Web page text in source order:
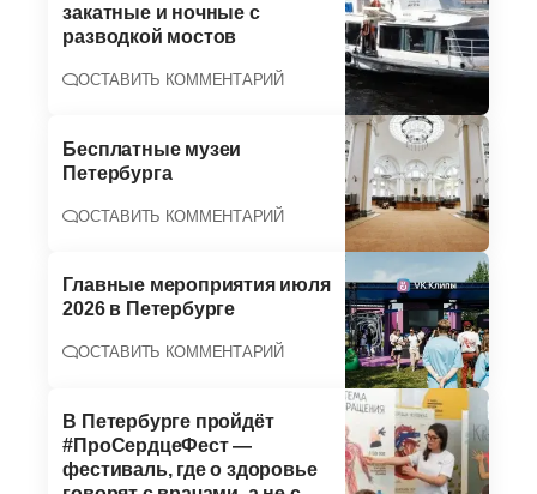
закатные и ночные с
разводкой мостов
ОСТАВИТЬ КОММЕНТАРИЙ
Бесплатные музеи
Петербурга
ОСТАВИТЬ КОММЕНТАРИЙ
Главные мероприятия июля
2026 в Петербурге
ОСТАВИТЬ КОММЕНТАРИЙ
В Петербурге пройдёт
#ПроСердцеФест —
фестиваль, где о здоровье